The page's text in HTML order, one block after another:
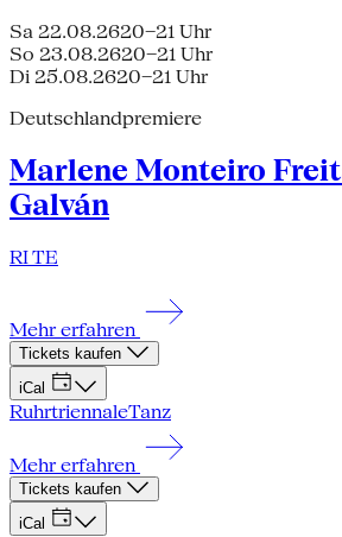
Sa 22.08.2620–21 Uhr
So 23.08.2620–21 Uhr
Di 25.08.2620–21 Uhr
Deutschlandpremiere
Marlene Monteiro
Galván
RI TE
Mehr erfahren
Tickets kaufen
iCal
RuhrtriennaleTanz
Mehr erfahren
Tickets kaufen
iCal